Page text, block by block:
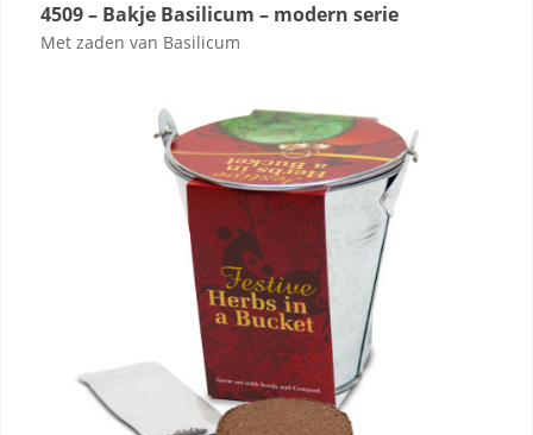
4509 – Bakje Basilicum – modern serie
Met zaden van Basilicum